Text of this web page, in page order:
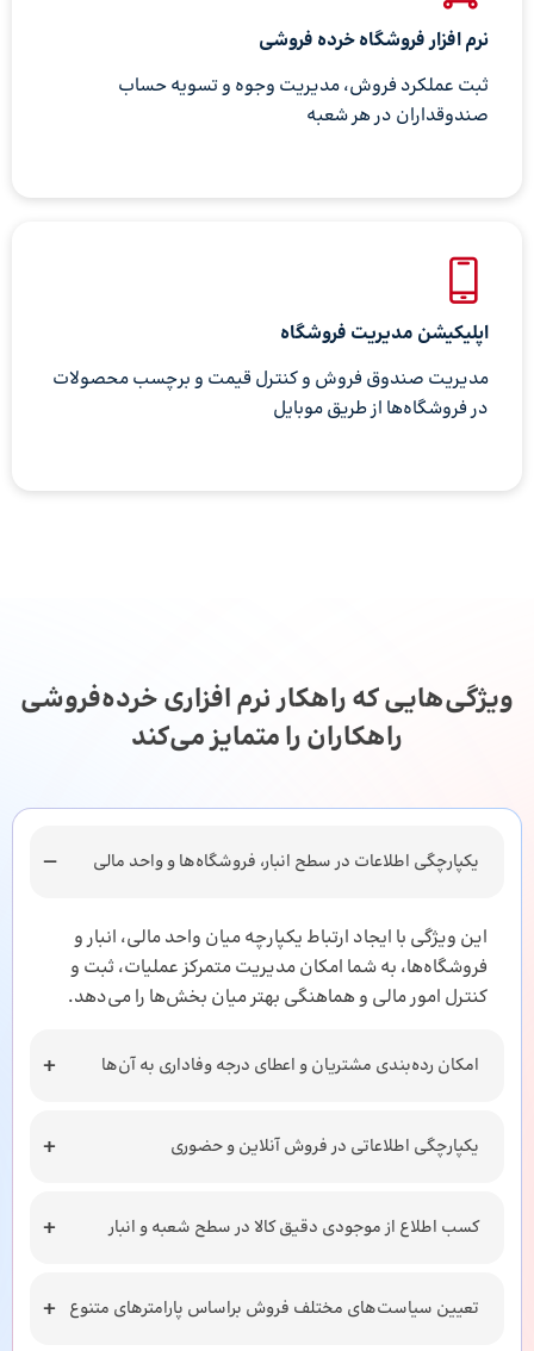
نرم افزار فروشگاه خرده فروشی
ثبت عملکرد فروش، مدیریت وجوه و تسویه حساب
صندوقداران در هر شعبه
اپلیکیشن مدیریت فروشگاه
مدیریت صندوق فروش و کنترل قیمت و برچسب محصولات
در فروشگاه‌ها از طریق موبایل
ویژگی‌هایی که راهکار نرم افزاری خرده‌فروشی
راهکاران را متمایز می‌کند
یکپارچگی اطلاعات در سطح انبار، فروشگاه‌ها و واحد مالی
این ویژگی با ایجاد ارتباط یکپارچه میان واحد مالی، انبار و
فروشگاه‌ها، به شما امکان مدیریت متمرکز عملیات، ثبت و
کنترل امور مالی و هماهنگی بهتر میان بخش‌ها را می‌دهد.
امکان رده‌بندی مشتریان و اعطای درجه وفاداری به آن‌ها
یکپارچگی اطلاعاتی در فروش آنلاین و حضوری
کسب اطلاع از موجودی دقیق کالا در سطح شعبه و انبار
تعیین سیاست‌های مختلف فروش براساس پارامترهای متنوع